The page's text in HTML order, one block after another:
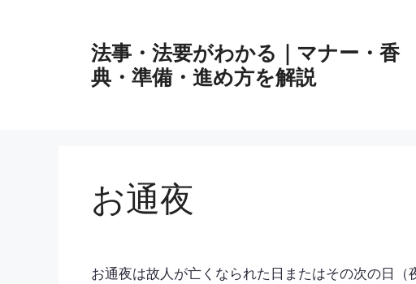
法事・法要がわかる｜マナー・香
典・準備・進め方を解説
お通夜
お通夜は故人が亡くなられた日またはその次の日（